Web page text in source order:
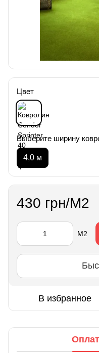
Цвет
Выберите ширину
4,0 м
430 грн/М2
М2
В избранное